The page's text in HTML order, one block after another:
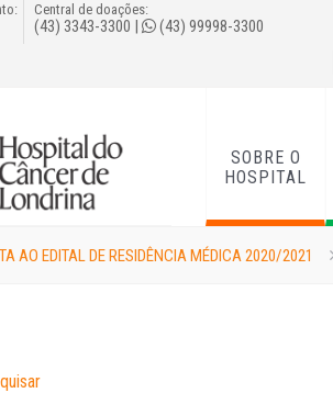
Central de doações:
(43) 3343-3300 | (43) 99998-3300
SOBRE O
HOSPITAL
AO EDITAL DE RESIDÊNCIA MÉDICA 2020/2021